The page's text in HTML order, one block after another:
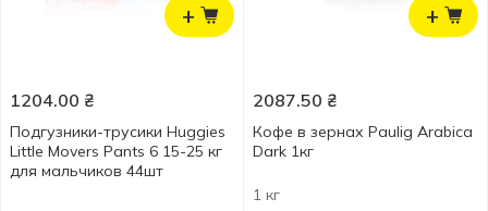
+
1204.00 ₴
Подгузники-трусики Huggies
Little Movers Pants 6 15-25 кг
для мальчиков 44шт
+
2087.50 ₴
Кофе в зернах Paulig Arabica
Dark 1кг
1 кг